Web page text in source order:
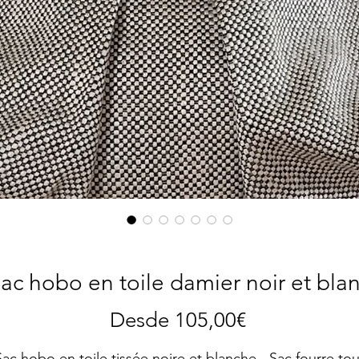
hobo en toile damier noir et
Desde 105,00€Precio